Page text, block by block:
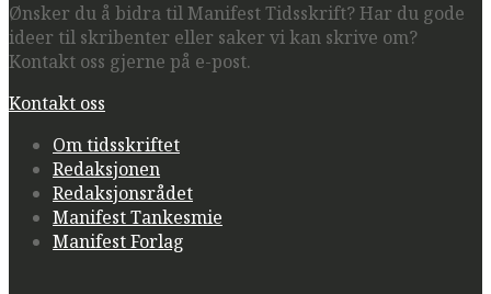
Ønsker du å bidra til Manifest Tidsskrift? Har du gode
ideer til skribenter eller saker vi kan skrive om?
Kontakt oss gjerne på e-post.
Kontakt oss
Om tidsskriftet
Redaksjonen
Redaksjonsrådet
Manifest Tankesmie
Manifest Forlag